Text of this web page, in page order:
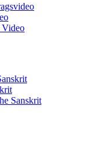
Video
Sanskrit